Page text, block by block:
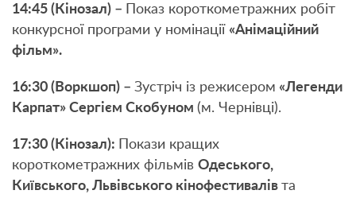
14:45 (Кінозал) –
Показ короткометражних робіт
конкурсної програми у номінації «Анімаційний
фільм».
16:30 (Воркшоп) – Зустріч із режисером «Легенди
Карпат» Сергієм Скобуном (м. Чернівці).
17:30 (Кінозал):
Покази кращих
короткометражних фільмів Одеського,
Київського, Львівського кінофестивалів та